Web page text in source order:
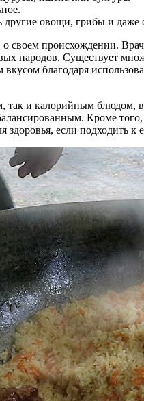
другие овощи, грибы и даже
происхождении.
народов. Существует
благодаря
так и калорийным блюдом,
Кроме
здоровья, если подходить